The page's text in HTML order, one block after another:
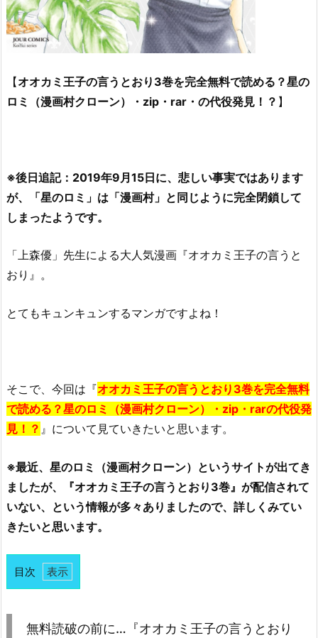
【オオカミ王子の言うとおり3巻を完全無料で読める？星の
ロミ（漫画村クローン）・zip・rar・の代役発見！？ 】
※後日追記：2019年9月15日に、悲しい事実ではあります
が、「星のロミ」は「漫画村」と同じように完全閉鎖して
しまったようです。
「上森優」先生による大人気漫画『オオカミ王子の言うと
おり』。
とてもキュンキュンするマンガですよね！
そこで、今回は『オオカミ王子の言うとおり3巻を完全無料
で読める？星のロミ（漫画村クローン）・zip・rarの代役発
見！？ 』について見ていきたいと思います。
※最近、星のロミ（漫画村クローン）というサイトが出てき
ましたが、『オオカミ王子の言うとおり3巻』が配信されて
いない、という情報が多々ありましたので、詳しくみてい
きたいと思います。
目次
1.
無料読破の前に…『オオカミ王子の言うとおり